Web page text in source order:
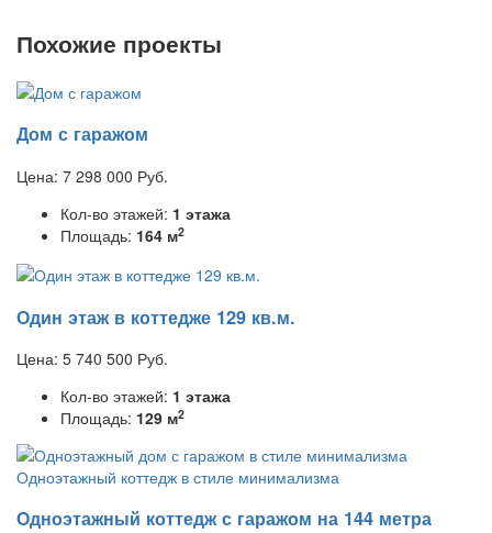
Похожие проекты
Дом с гаражом
Цена: 7 298 000 Руб.
Кол-во этажей: 1 этажа
Площадь: 164 м2
Один этаж в коттедже 129 кв.м.
Цена: 5 740 500 Руб.
Кол-во этажей: 1 этажа
Площадь: 129 м2
Одноэтажный коттедж с гаражом на 144 метра